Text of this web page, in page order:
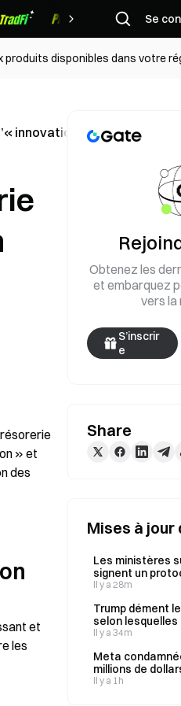
Se
produits disponibles dans votre
innovation profonde »
» et
des
et
les
Obtenez les
et embarquez
vers la
S’inscrir
e
Share
Mises à jour
Les ministères
signent un
coopération sur
Il y a 28m
Trump dément
selon
été rappelé à
Il y a 34m
Meta
millions de
d’indemnisation
Il y a 1h